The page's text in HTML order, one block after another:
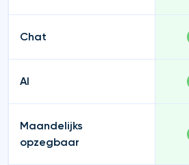
Chat
AI
Maandelijks
opzegbaar